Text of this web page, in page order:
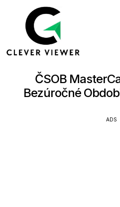
ČSOB
Bezúročné
ADS